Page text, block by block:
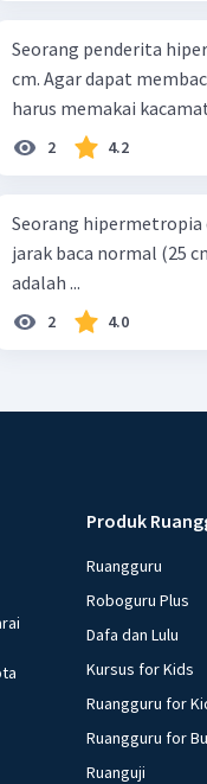
Seorang penderita
cm. Agar dapat
harus memakai
2 4.2
Seorang hipermetropia
jarak baca normal (25
adalah ...
2 4.0
Produk
Ruangguru
Roboguru Plus
Dafa dan Lulu
Kursus for Kids
Ruangguru for
Ruangguru for
Ruanguji